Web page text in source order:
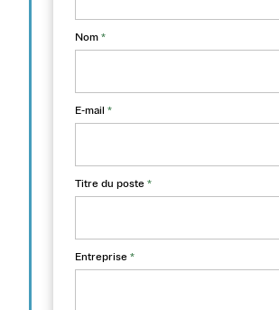
Nom *
E-mail *
Titre du poste *
Entreprise *